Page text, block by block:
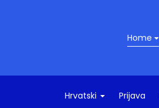
Home
Hrvatski Prijava